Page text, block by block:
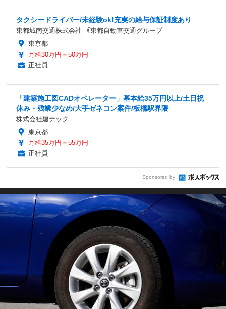
タクシードライバー/未経験ok!充実の給与保証制度あり
東都城南交通株式会社 ｟東都自動車交通グループ
東京都
月給30万円～50万円
正社員
「建築施工図CADオペレーター」基本給35万円以上/土日祝
休み・残業少なめ/大手ゼネコン案件/板橋駅界隈
株式会社建テック
東京都
月給35万円～55万円
正社員
Sponsored by